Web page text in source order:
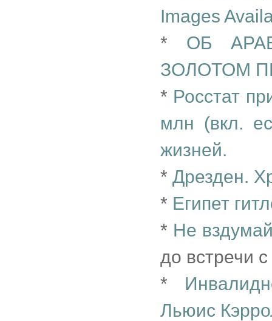
Images
* ОБ
ЗОЛОТОМ
* Росстат
млн (вкл.
жизней.
* Дрезден.
* Египет
* Не
до встречи
*
Льюис